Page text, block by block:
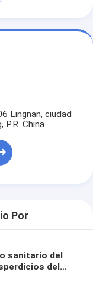
Lingnan, ciudad
P.R. China
Por
sanitario del
del